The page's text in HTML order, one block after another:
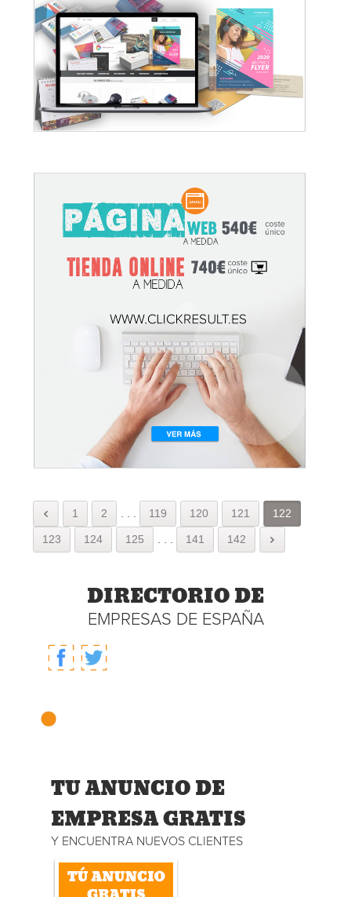
1 2 119 120 121 122
123 124 125 141 142
DIRECTORIO DE
EMPRESAS DE ESPAÑA
TU ANUNCIO DE
EMPRESA GRATIS
Y ENCUENTRA NUEVOS CLIENTES